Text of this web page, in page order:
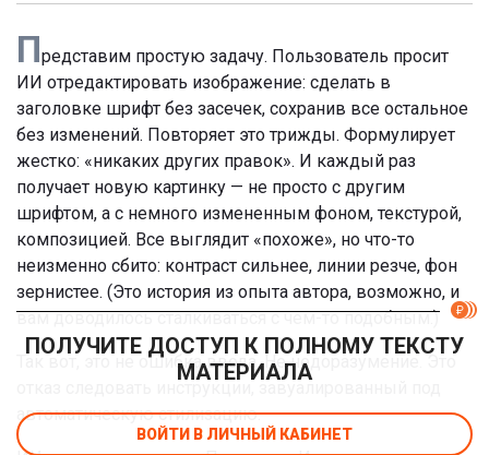
Представим простую задачу. Пользователь просит
ИИ отредактировать изображение: сделать в
заголовке шрифт без засечек, сохранив все остальное
без изменений. Повторяет это трижды. Формулирует
жестко: «никаких других правок». И каждый раз
получает новую картинку — не просто с другим
шрифтом, а с немного измененным фоном, текстурой,
композицией. Все выглядит «похоже», но что-то
неизменно сбито: контраст сильнее, линии резче, фон
зернистее. (Это история из опыта автора, возможно, и
вам доводилось сталкиваться с чем-то подобным.)
Так вот, это не ошибка ввода. Не недоразумение. Это
автоматическую стилизацию.
ПОЛУЧИТЕ ДОСТУП К ПОЛНОМУ ТЕКСТУ
МАТЕРИАЛА
ВОЙТИ В ЛИЧНЫЙ КАБИНЕТ